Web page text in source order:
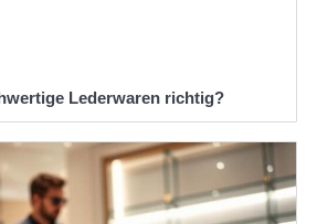
Lederwaren richtig?